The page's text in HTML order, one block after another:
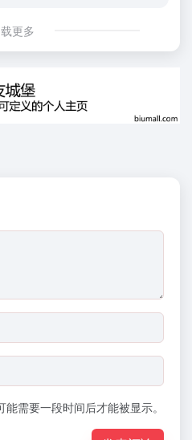
更多
需要一段时间后才能被显示。